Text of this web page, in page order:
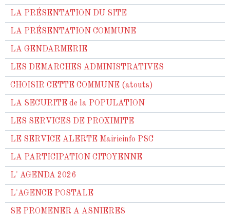
LA PRÉSENTATION DU SITE
LA PRÉSENTATION COMMUNE
LA GENDARMERIE
LES DEMARCHES ADMINISTRATIVES
CHOISIR CETTE COMMUNE (atouts)
LA SECURITE de la POPULATION
LES SERVICES DE PROXIMITE
LE SERVICE ALERTE Mairieinfo PSC
LA PARTICIPATION CITOYENNE
L' AGENDA 2026
L'AGENCE POSTALE
SE PROMENER A ASNIERES